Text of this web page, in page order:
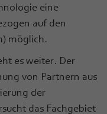
eine
auf den
möglich.
es weiter. Der
von Partnern aus
der
das Fachgebiet